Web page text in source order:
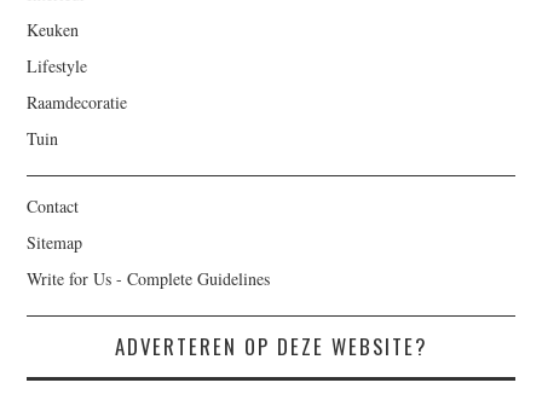
Keuken
Lifestyle
Raamdecoratie
Tuin
Contact
Sitemap
Write for Us - Complete Guidelines
ADVERTEREN OP DEZE WEBSITE?